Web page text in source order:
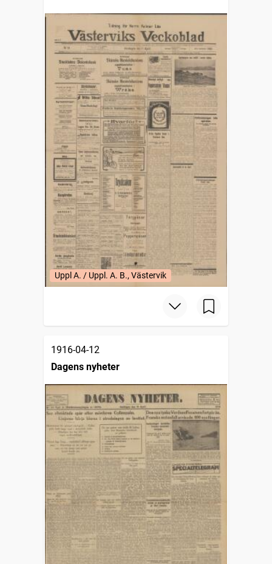
Uppl A. / Uppl. A. B., Västervik
1916-04-12
Dagens nyheter